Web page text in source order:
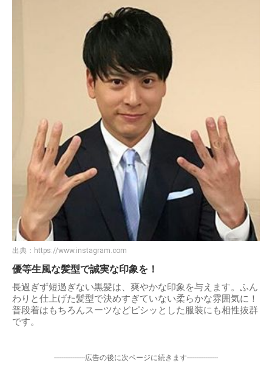
出典： https://www.instagram.com
優等生風な髪型で誠実な印象を！
長過ぎず短過ぎない黒髪は、爽やかな印象を与えます。ふん
わりと仕上げた髪型で決めすぎていない柔らかな雰囲気に！
普段着はもちろんスーツなどピシッとした服装にも相性抜群
です。
-----------------広告の後に次ページに続きます-----------------